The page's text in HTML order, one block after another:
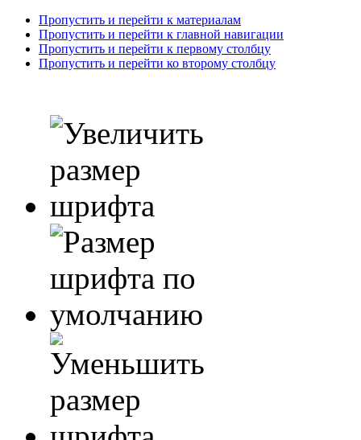
Пропустить и перейти к материалам
Пропустить и перейти к главной навигации
Пропустить и перейти к первому столбцу
Пропустить и перейти ко второму столбцу